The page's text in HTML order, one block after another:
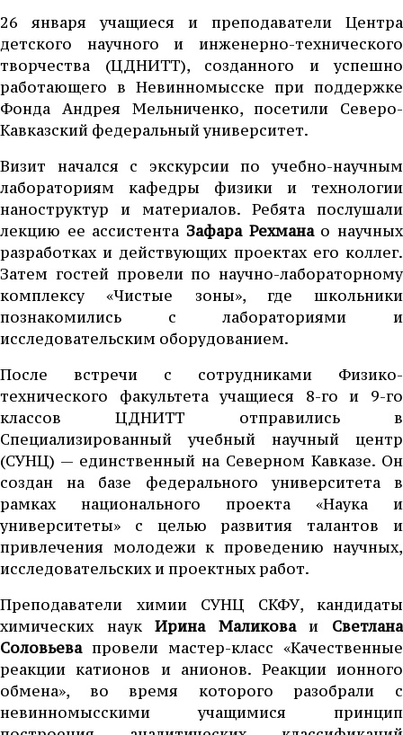
26 января учащиеся и преподаватели Центра
детского научного и инженерно-технического
творчества (ЦДНИТТ), созданного и успешно
работающего в Невинномысске при поддержке
Фонда Андрея Мельниченко, посетили Северо-
Кавказский федеральный университет.
Визит начался с экскурсии по учебно-научным
лабораториям кафедры физики и технологии
наноструктур и материалов. Ребята послушали
лекцию ее ассистента Зафара Рехманао научных
разработках и действующих проектах его коллег.
Затем гостей провели по научно-лабораторному
комплексу «Чистые зоны», где школьники
познакомились с лабораториями и
исследовательским оборудованием.
После встречи с сотрудниками Физико-
технического факультета учащиеся 8-го и 9-го
классов ЦДНИТТ отправились в
Специализированный учебный научный центр
(СУНЦ) — единственный на Северном Кавказе. Он
создан на базе федерального университета в
рамках национального проекта «Наука и
университеты» с целью развития талантов и
привлечения молодежи к проведению научных,
исследовательских и проектных работ.
Преподаватели химии СУНЦ СКФУ, кандидаты
химических наукИрина Маликоваи Светлана
Соловьевапровели мастер-класс «Качественные
реакции катионов и анионов. Реакции ионного
обмена», во время которого разобрали с
невинномысскими учащимися принцип